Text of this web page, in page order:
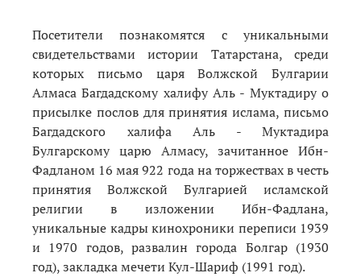
Посетители познакомятся с уникальными
свидетельствами истории Татарстана, среди
которых письмо царя Волжской Булгарии
Алмаса Багдадскому халифу Аль - Муктадиру о
присылке послов для принятия ислама, письмо
Багдадского халифа Аль - Муктадира
Булгарскому царю Алмасу, зачитанное Ибн-
Фадланом 16 мая 922 года на торжествах в честь
принятия Волжской Булгарией исламской
религии в изложении Ибн-Фадлана,
уникальные кадры кинохроники переписи 1939
и 1970 годов, развалин города Болгар (1930
год), закладка мечети Кул-Шариф (1991 год).